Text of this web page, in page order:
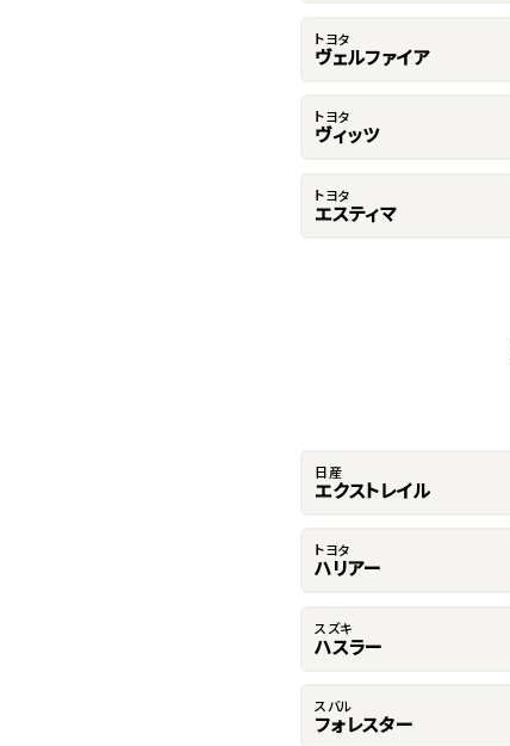
トヨタ
ヴェルファイア
トヨタ
ヴィッツ
トヨタ
エスティマ
日産
エクストレイル
トヨタ
ハリアー
スズキ
ハスラー
スバル
フォレスター